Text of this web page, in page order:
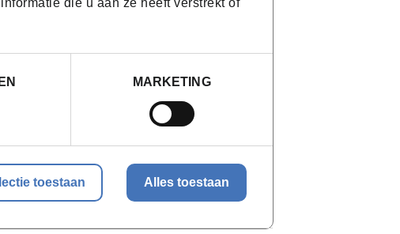
MARKETING
toestaan Alles toestaan
mee te brengen om technieken in een
opdrachten en werkbundels worden digitaal ter